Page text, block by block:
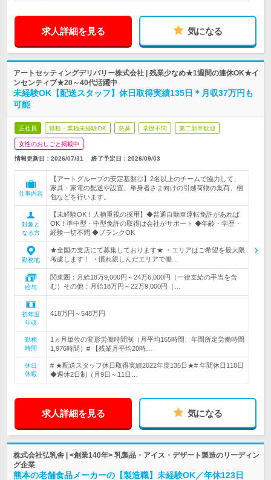
求人詳細を見る 気になる
アートセッティングデリバリー株式会社 | 残業少なめ★1週間の連休OK★イ
ンセンティブ★20～40代活躍中
未経験OK【配送スタッフ】休日取得実績135日＊月収37万円も
可能
正社員 職種・業種未経験OK 急募 学歴不問 第二新卒歓迎
女性のおしごと掲載中
情報更新日：2026/07/31 終了予定日： 2026/09/03
仕事内容
【アートグループの安定基盤◎】2名以上のチームで協力して、
家具・家電の配送や設置、単身者さま向けの引越荷物の集荷、梱
包などを行います。
対象と
なる方
【未経験OK！人柄重視の採用】◆普通自動車運転免許があれば
OK！準中型・中型免許の取得は会社がサポート ◆年齢・学歴・
経験一切不問 ◆ブランクOK
勤務地
★全国の支店にて募集しております★ ・エリアはご希望を最大限
考慮します！ ・慣れ親しんだエリアで働…
給与
関東圏：月給18万9,000円～24万6,000円（一律支給の手当を含
む）その他：月給18万円～22万9,000円（…
初年度
年収
418万円～548万円
勤務
時間
1ヵ月単位の変形労働時間制（月平均165時間、年間所定労働時間
1,976時間）# 【残業月平均20時…
休日
休暇
# ★配送スタッフ休日取得実績2022年度135日★# 年間休日118日
◆週休2日制（月9日～11日…
求人詳細を見る 気になる
株式会社弘乳舎 | <創業140年> 乳製品・アイス・デザート製造のリーディン
グ企業
熊本の老舗食品メーカーの【製造職】未経験OK／年休123日